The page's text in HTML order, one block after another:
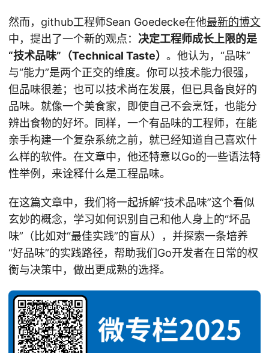
然而，github工程师Sean Goedecke在他最新的博文
中，提出了一个新的观点： 决定工程师成长上限的是
“技术品味”（Technical Taste） 。他认为，“品味”
与“能力”是两个正交的维度。你可以技术能力很强，
但品味很差；也可以技术尚在发展，但已具备良好的
品味。就像一个美食家，即使自己不会烹饪，也能分
辨出食物的好坏。同样，一个有品味的工程师，在能
亲手构建一个复杂系统之前，就已经知道自己喜欢什
么样的软件。在文章中，他还特意以Go的一些语法特
性举例，来诠释什么是工程品味。
在这篇文章中，我们将一起拆解“技术品味”这个看似
玄妙的概念，学习如何识别自己和他人身上的“坏品
味”（比如对“最佳实践”的盲从），并探索一条培养
“好品味”的实践路径，帮助我们Go开发者在日常的权
衡与决策中，做出更成熟的选择。